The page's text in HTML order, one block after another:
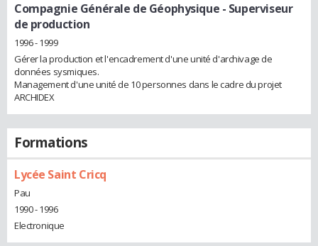
Compagnie Générale de Géophysique - Superviseur
de production
1996 - 1999
Gérer la production et l'encadrement d'une unité d'archivage de
données sysmiques.
Management d'une unité de 10 personnes dans le cadre du projet
ARCHIDEX
Formations
Lycée Saint Cricq
Pau
1990 - 1996
Electronique